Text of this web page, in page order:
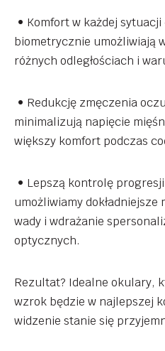
• Komfort w każdej sytuacji
biometrycznie umożliwiają
różnych odległościach i
• Redukcję zmęczenia
minimalizują napięcie
większy komfort podczas
• Lepszą kontrolę
umożliwiamy
wady i wdrażanie
optycznych.
Rezultat? Idealne okulary,
wzrok będzie w najlepszej
widzenie stanie się